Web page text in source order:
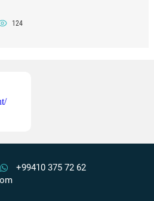
124
120
gözlənilməz əlamətlə üzə çıxdı
+99410 375 72 62